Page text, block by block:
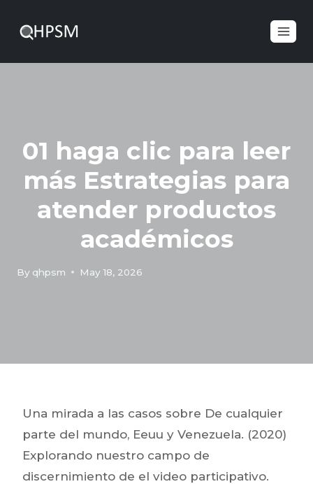
01 haga clic para leer
más Estrategias para
atender productos
académicos
By qhpsm May 18, 2026
Una mirada a las casos sobre De cualquier
parte del mundo, Eeuu y Venezuela. (2020)
Explorando nuestro campo de
discernimiento de el video participativo.